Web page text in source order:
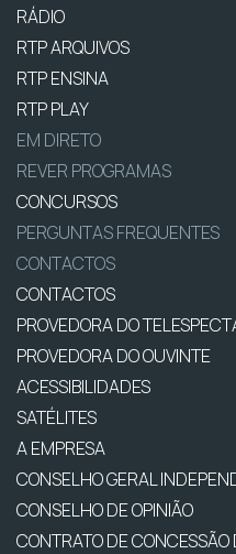
RÁDIO
RTP ARQUIVOS
RTP ENSINA
RTP PLAY
EM DIRETO
REVER PROGRAMAS
CONCURSOS
PERGUNTAS FREQUENTES
CONTACTOS
CONTACTOS
PROVEDORA DO
PROVEDORA DO OUVINTE
ACESSIBILIDADES
SATÉLITES
A EMPRESA
CONSELHO GERAL
CONSELHO DE OPINIÃO
CONTRATO DE CONCESSÃO